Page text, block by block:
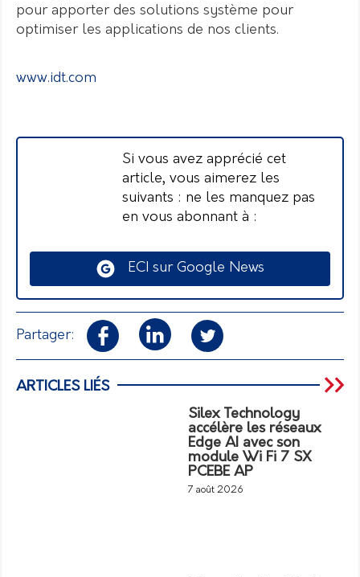
pour apporter des solutions système pour
optimiser les applications de nos clients.
www.idt.com
Si vous avez apprécié cet
article, vous aimerez les
suivants : ne les manquez pas
en vous abonnant à :
ECI sur Google News
Partager:
ARTICLES LIÉS
Silex Technology
accélère les réseaux
Edge AI avec son
module Wi Fi 7 SX
PCEBE AP
7 août 2026